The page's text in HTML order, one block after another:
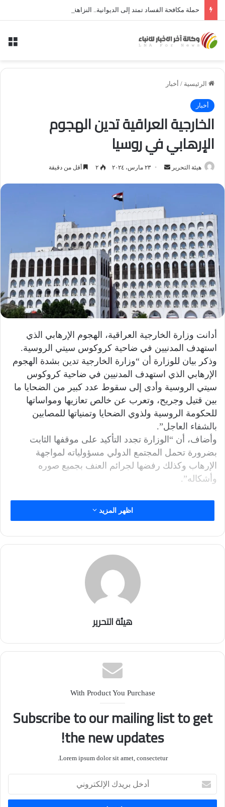
الرئيسية / أخبار
أخبار
الخارجية العراقية تدين الهجوم
الإرهابي في روسيا
هيئة التحرير
أرسل ٢٣ مارس، ٢٠٢٤ ٢ أقل من دقيقة
أدانت وزارة الخارجية العراقية، الهجوم الإرهابي الذي
استهدف المدنيين في ضاحية كروكوس سيتي الروسية.
وذكر بيان للوزارة أن “وزارة الخارجية تدين بشدة الهجوم
الإرهابي الذي استهدف المدنيين في ضاحية كروكوس
سيتي الروسية وأدى إلى سقوط عدد كبير من الضحايا ما
بين قتيل وجريح، وتعرب عن خالص تعازيها ومواساتها
للحكومة الروسية ولذوي الضحايا وتمنياتها للمصابين
بالشفاء العاجل”.
وأضاف، أن “الوزارة تجدد التأكيد على موقفها الثابت
بضرورة تحمل المجتمع الدولي مسؤولياته لمواجهة
الإرهاب وكذلك رفضها لجرائم العنف بجميع صوره
وأشكاله”.
اظهر المزيد
هيئة التحرير
With Product You Purchase
Subscribe to our mailing list to get
the new updates!
Lorem ipsum dolor sit amet, consectetur.
بريدك
الإلكتروني